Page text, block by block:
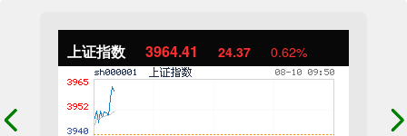
上证指数 3962.67 22.63 0.57%